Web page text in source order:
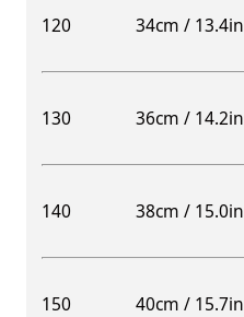
120 34cm / 13.4in
130 36cm / 14.2in
140 38cm / 15.0in
150 40cm / 15.7in